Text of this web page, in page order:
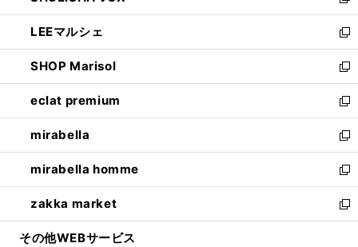
開
く
ウ
で
開
く
ン
ド
ウ
で
開
く
ウ
ィ
ン
ド
ウ
で
開
く
し
い
ウ
ィ
ン
ド
ウ
で
開
く
LEEマルシェ
新
し
い
ウ
ィ
ン
ド
ウ
で
開
く
SHOP Marisol
新
し
い
ウ
ィ
ン
ド
ウ
で
開
eclat premium
新
し
い
ウ
ィ
ン
ド
ウ
mirabella
新
し
い
ウ
ィ
ン
mirabella homme
新
し
い
ウ
zakka market
新
し
その他WEBサービス